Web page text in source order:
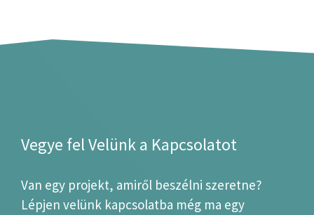
Vegye fel Velünk a Kapcsolatot
Van egy projekt, amiről beszélni szeretne?
Lépjen velünk kapcsolatba még ma egy